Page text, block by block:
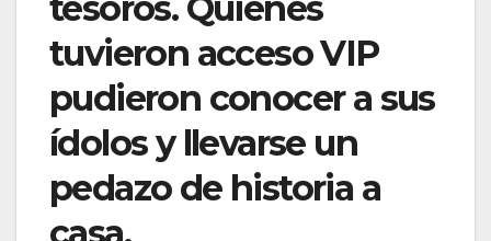
tesoros. Quienes
tuvieron acceso VIP
pudieron conocer a sus
ídolos y llevarse un
pedazo de historia a